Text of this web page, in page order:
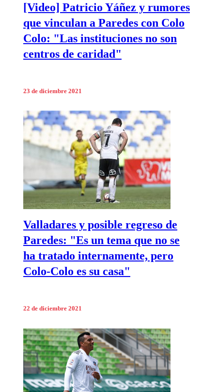
[Video] Patricio Yáñez y rumores
que vinculan a Paredes con Colo
Colo: "Las instituciones no son
centros de caridad"
23 de diciembre 2021
Valladares y posible regreso de
Paredes: "Es un tema que no se
ha tratado internamente, pero
Colo-Colo es su casa"
22 de diciembre 2021